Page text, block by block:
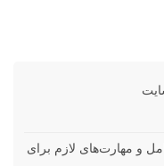
و مهارت‌های لازم برای